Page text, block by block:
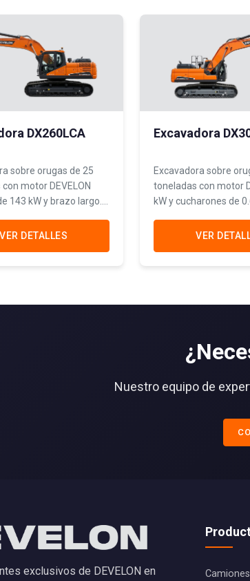
DX260LCA
sobre orugas de 25
motor DEVELON
143 kW y brazo largo.
de tierras a gran
VER DETALLES
Excavadora
Excavadora sobre
toneladas con motor
kW y cucharones de
múltiplesVER
Nuestro equipo de
exclusivos de DEVELON en